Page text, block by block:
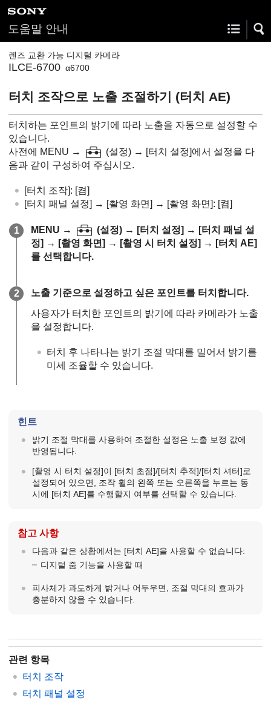
도움말 안내
렌즈 교환 가능 디지털 카메라
ILCE-6700 α6700
터치 조작으로 노출 조절하기 (터치 AE)
터치하는 포인트의 밝기에 따라 노출을 자동으로 설정할 수
있습니다.
사전에
MENU → (설정) → [터치 설정]에서 설정을 다
음과 같이 구성하여 주십시오.
[터치 조작]: [켬]
[터치 패널 설정] → [촬영 화면] → [촬영 화면]: [켬]
MENU → (설정) → [터치 설정] → [터치 패널 설
정] → [촬영 화면] → [촬영 시 터치 설정] → [터치 AE]
를 선택합니다.
노출 기준으로 설정하고 싶은 포인트를 터치합니다.
사용자가 터치한 포인트의 밝기에 따라 카메라가 노출
을 설정합니다.
터치 후 나타나는 밝기 조절 막대를 밀어서 밝기를
미세 조율할 수 있습니다.
힌트
밝기 조절 막대를 사용하여 조절한 설정은 노출 보정 값에
반영됩니다.
[촬영 시 터치 설정]이 [터치 초점]/[터치 추적]/[터치 셔터]로
설정되어 있으면, 조작 휠의 왼쪽 또는 오른쪽을 누르는 동
시에 [터치 AE]를 수행할지 여부를 선택할 수 있습니다.
참고 사항
다음과 같은 상황에서는 [터치 AE]을 사용할 수 없습니다:
디지털 줌 기능을 사용할 때
피사체가 과도하게 밝거나 어두우면, 조절 막대의 효과가
충분하지 않을 수 있습니다.
관련 항목
터치 조작
터치 패널 설정